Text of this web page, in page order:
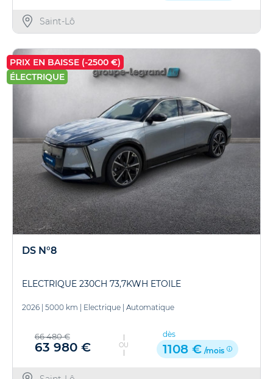
Saint-Lô
PRIX EN BAISSE (-2500 €)
ÉLECTRIQUE
DS N°8
ELECTRIQUE 230CH 73,7KWH ETOILE
2026 5000 km Electrique Automatique
66 480 €
63 980 € OU
dès
1108 € /mois